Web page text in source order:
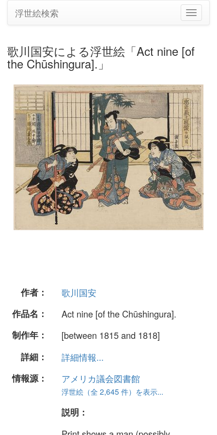
ナ
ビ
シ
切
り
替
え
浮世絵検索
歌川国安による浮世絵「Act nine [of
the Chūshingura].」
作者：
歌川国安
作品名：
Act nine [of the Chūshingura].
制作年：
[between 1815 and 1818]
詳細：
詳細情報...
情報源：
アメリカ議会図書館
浮世絵（全 2,645 件）を表示...
説明：